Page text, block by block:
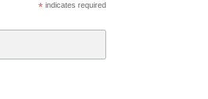
*indicates required